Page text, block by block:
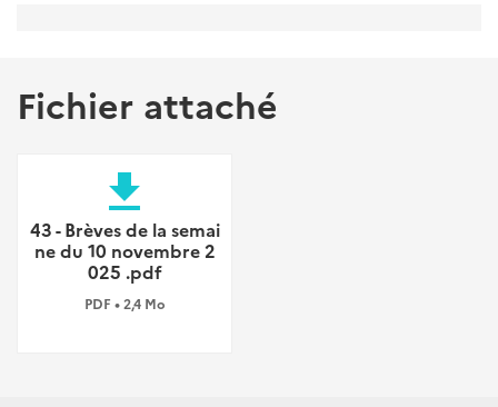
Fichier attaché
file_download
43 - Brèves de la semai
ne du 10 novembre 2
025 .pdf
PDF • 2,4 Mo